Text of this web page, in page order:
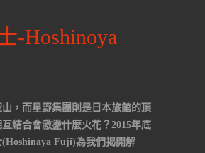
-Hoshinoya
，而星野集團則是日本旅館的頂
結合會激盪什麼火花？2015年底
(Hoshinaya Fuji)為我們揭開解